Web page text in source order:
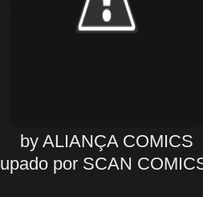
by ALIANÇA COMICS
upado por SCAN